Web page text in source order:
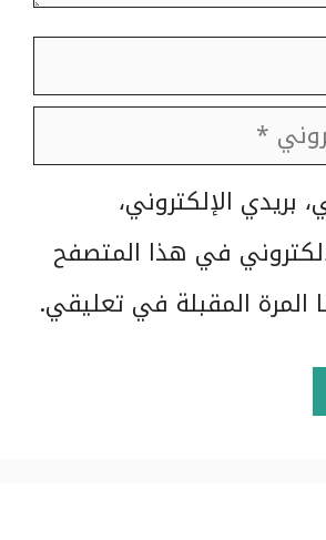
الإلكتروني،
في هذا المتصفح
المرة المقبلة في تعليقي.